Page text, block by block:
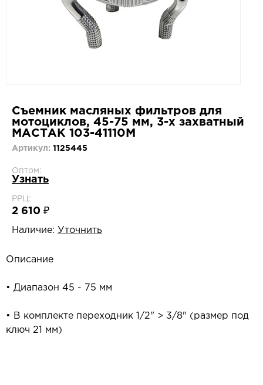
Съемник масляных фильтров для
мотоциклов, 45-75 мм, 3-х захватный
МАСТАК 103-41110M
Артикул: 1125445
Оптом:
Узнать
РРЦ:
2 610 ₽
Наличие: Уточнить
Описание
• Диапазон 45 - 75 мм
• В комплекте переходник 1/2" > 3/8" (размер под
ключ 21 мм)